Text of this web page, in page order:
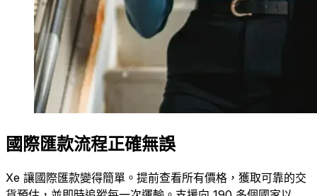
國際匯款流程正確無誤
Xe 讓國際匯款變得簡單。提前查看所有價格，獲取可靠的交